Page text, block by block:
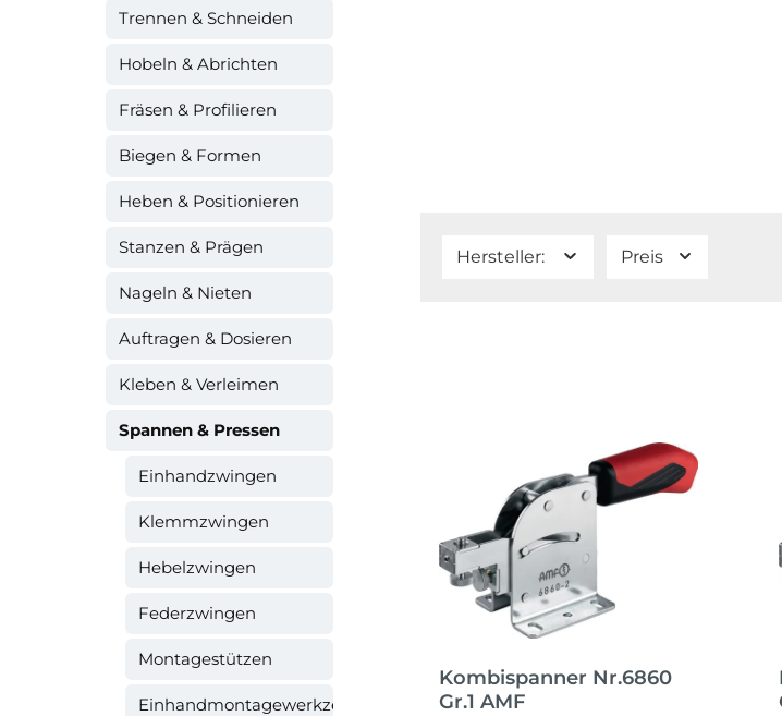
Trennen & Schneiden
Hobeln & Abrichten
Fräsen & Profilieren
Biegen & Formen
Heben & Positionieren
Stanzen & Prägen
Nageln & Nieten
Auftragen & Dosieren
Kleben & Verleimen
Spannen & Pressen
Einhandzwingen
Klemmzwingen
Hebelzwingen
Federzwingen
Montagestützen
Einhandmontagewerkzeuge
Hersteller: Preis
Kombispanner Nr.6860
Gr.1 AMF